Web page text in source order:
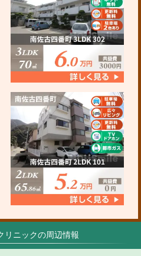
リニックの周辺情報